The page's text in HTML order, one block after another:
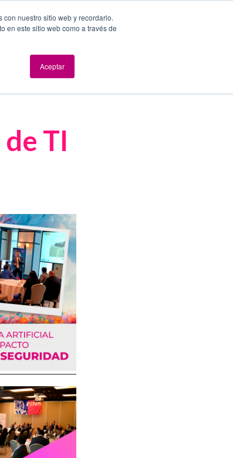
nuestro sitio web y recordarlo.
en este sitio web como a través de
Aceptar
Evolución digital
TI